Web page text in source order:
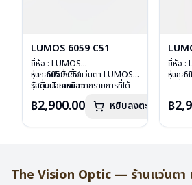
LUMOS 6059 C51
ยี่ห้อ : LUMOS
รุ่น : 6059 C51
วัสดุ : Titanium
บานพับ : ไม่มีสปริง
อุปกรณ์ : กล่องแว่น , ผ้าเช็ดแว่น
หากสนใจสั่งชื้อแว่นตา LUMOS
รุ่นอื่นนอกเหนือจากรายการที่ได้
฿2,900.00 หยิบลงตะกร้า
ยี่ห้อ :
รุ่น :
บานพับ
อุปกร
หากส
฿
The Vision Optic — ร้านแว่นตา